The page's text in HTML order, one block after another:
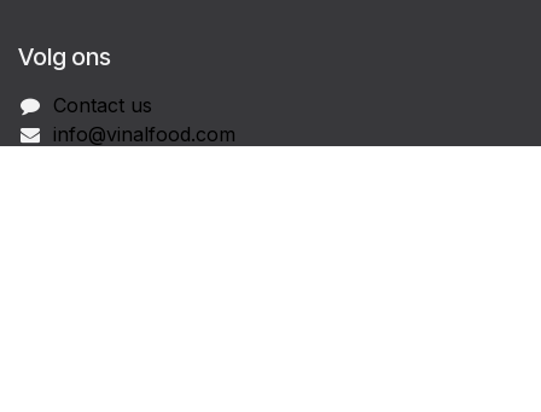
Volg ons
Contact us
info@vinalfood.com